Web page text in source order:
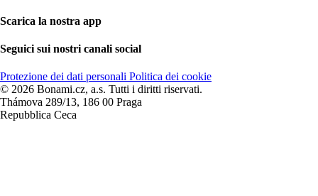
Scarica la nostra app
Seguici sui nostri canali social
Protezione dei dati personali Politica dei cookie
© 2026 Bonami.cz, a.s. Tutti i diritti riservati.
Thámova 289/13, 186 00 Praga
Repubblica Ceca